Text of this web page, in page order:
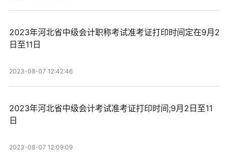
2023年河北省中级会计职称考试准考证打印时间定在9月2
日至11日
2023-08-07 12:42:46
2023年河北省中级会计考试准考证打印时间;9月2日至11
日
2023-08-07 12:09:09